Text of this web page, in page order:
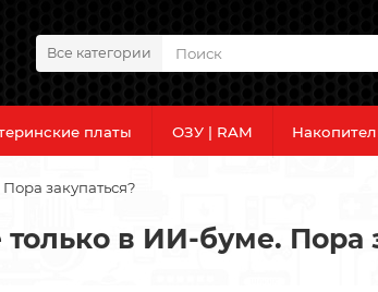
Все категории
платы ОЗУ | RAM
закупаться?
в ИИ-буме. Пора